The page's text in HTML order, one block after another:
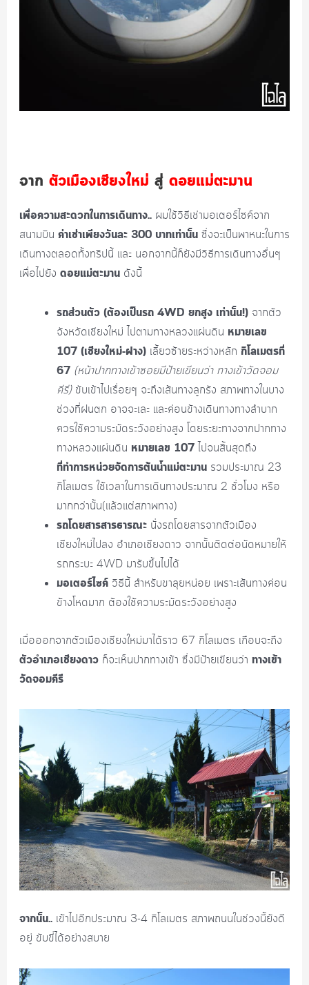
จาก ตัวเมืองเชียงใหม่ สู่ ดอยแม่ตะมาน
เพื่อความสะดวกในการเดินทาง..ผมใช้วิธีเช่ามอเตอร์ไซค์จาก
สนามบิน ค่าเช่าเพียงวันละ 300 บาทเท่านั้นซึ่งจะเป็นพาหนะในการ
เดินทางตลอดทั้งทริปนี้ และ นอกจากนี้ก็ยังมีวิธีการเดินทางอื่นๆ
เพื่อไปยัง ดอยแม่ตะมานดังนี้
รถส่วนตัว (ต้องเป็นรถ 4WD ยกสูง เท่านั้น!)จากตัว
จังหวัดเชียงใหม่ ไปตามทางหลวงแผ่นดิน หมายเลข
107 (เชียงใหม่-ฝาง)เลี้ยวซ้ายระหว่างหลัก กิโลเมตรที่
67 (หน้าปากทางเข้าซอยมีป้ายเขียนว่า ทางเข้าวัดจอม
คีรี)ขับเข้าไปเรื่อยๆ จะถึงเส้นทางลูกรัง สภาพทางในบาง
ช่วงที่ฝนตก อาจจะเละ และค่อนข้างเดินทางทางลำบาก
ควรใช้ความระมัดระวังอย่างสูง โดยระยะทางจากปากทาง
ทางหลวงแผ่นดิน หมายเลข 107ไปจนสิ้นสุดถึง
ที่ทำการหน่วยจัดการต้นน้ำแม่ตะมานรวมประมาณ 23
กิโลเมตร ใช้เวลาในการเดินทางประมาณ 2 ชั่วโมง หรือ
มากกว่านั้น(แล้วแต่สภาพทาง)
รถโดยสารสารธารณะนั่งรถโดยสารจากตัวเมือง
เชียงใหม่ไปลง อำเภอเชียงดาว จากนั้นติดต่อนัดหมายให้
รถกระบะ 4WD มารับขึ้นไปได้
มอเตอร์ไซค์วิธีนี้ สำหรับขาลุยหน่อย เพราะเส้นทางค่อน
ข้างโหดมาก ต้องใช้ความระมัดระวังอย่างสูง
เมื่อออกจากตัวเมืองเชียงใหม่มาได้ราว 67 กิโลเมตร เกือบจะถึง
ตัวอำเภอเชียงดาวก็จะเห็นปากทางเข้า ซึ่งมีป้ายเขียนว่า ทางเข้า
วัดจอมคีรี
จากนั้น..เข้าไปอีกประมาณ 3-4 กิโลเมตร สภาพถนนในช่วงนี้ยังดี
อยู่ ขับขี่ได้อย่างสบาย